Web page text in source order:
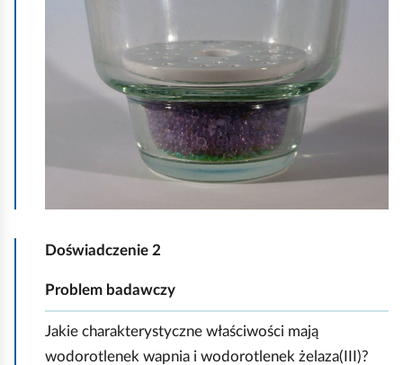
ć
o
Doświadczenie 2
Problem badawczy
Jakie charakterystyczne właściwości mają
wodorotlenek wapnia i wodorotlenek żelaza(III)?